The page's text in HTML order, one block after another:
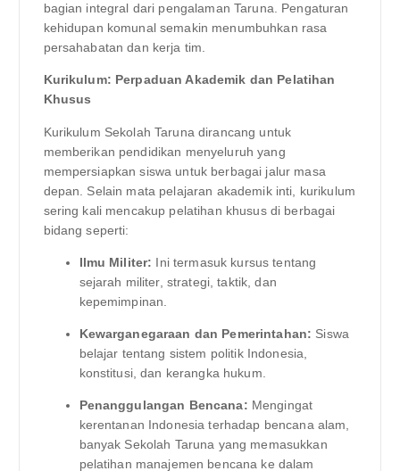
bagian integral dari pengalaman Taruna. Pengaturan
kehidupan komunal semakin menumbuhkan rasa
persahabatan dan kerja tim.
Kurikulum: Perpaduan Akademik dan Pelatihan
Khusus
Kurikulum Sekolah Taruna dirancang untuk
memberikan pendidikan menyeluruh yang
mempersiapkan siswa untuk berbagai jalur masa
depan. Selain mata pelajaran akademik inti, kurikulum
sering kali mencakup pelatihan khusus di berbagai
bidang seperti:
Ilmu Militer: Ini termasuk kursus tentang
sejarah militer, strategi, taktik, dan
kepemimpinan.
Kewarganegaraan dan Pemerintahan: Siswa
belajar tentang sistem politik Indonesia,
konstitusi, dan kerangka hukum.
Penanggulangan Bencana: Mengingat
kerentanan Indonesia terhadap bencana alam,
banyak Sekolah Taruna yang memasukkan
pelatihan manajemen bencana ke dalam